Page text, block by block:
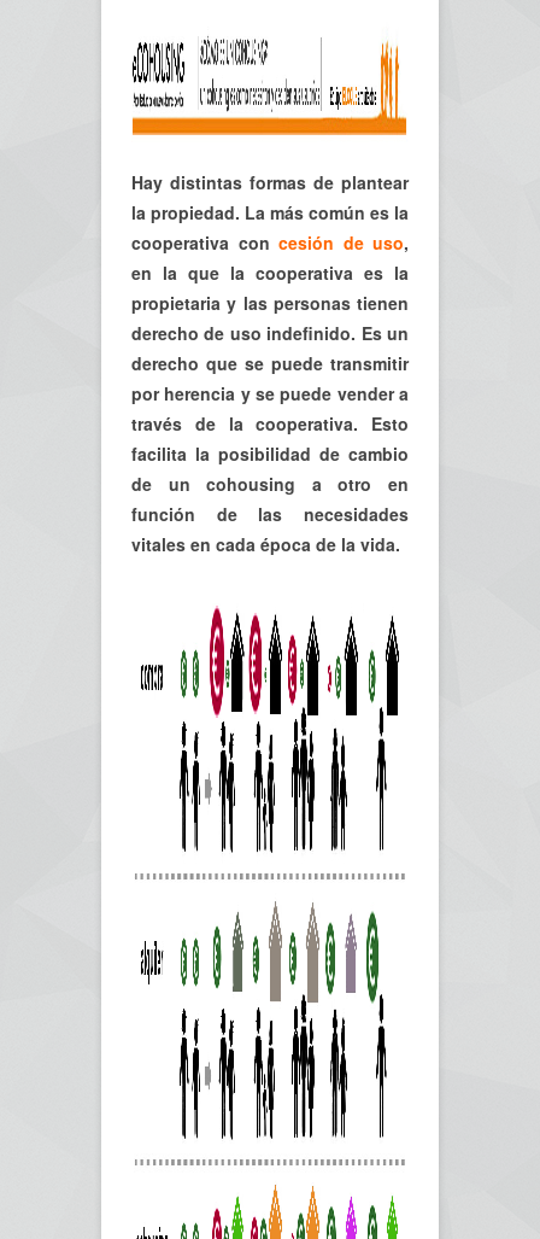
Hay distintas formas de plantear
la propiedad. La más común es la
cooperativa con cesión de uso,
en la que la cooperativa es la
propietaria y las personas tienen
derecho de uso indefinido. Es un
derecho que se puede transmitir
por herencia y se puede vender a
través de la cooperativa. Esto
facilita la posibilidad de cambio
de un cohousing a otro en
función de las necesidades
vitales en cada época de la vida.